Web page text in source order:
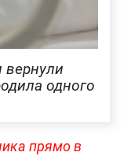
вернули
одного
прямо в